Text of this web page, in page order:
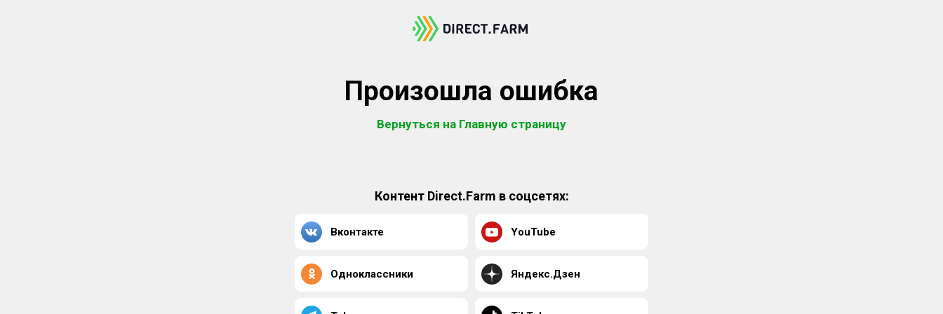
Произошла ошибка
Вернуться на Главную страницу
Контент Direct.Farm в соцсетях:
Вконтакте YouTube
Одноклассники Яндекс.Дзен